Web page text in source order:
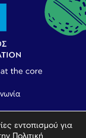
εντοπισμού για
Πολιτική